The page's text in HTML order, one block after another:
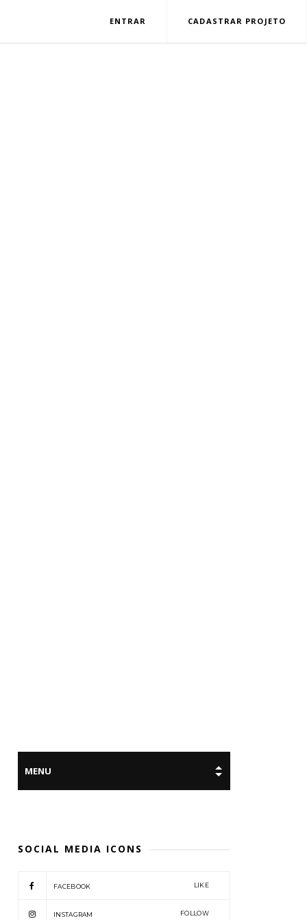
ENTRAR CADASTRAR PROJETO
SOCIAL MEDIA ICONS
FACEBOOK LIKE
INSTAGRAM FOLLOW